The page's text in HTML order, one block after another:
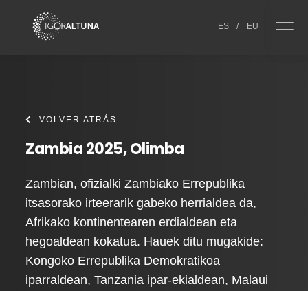
ES / EU
VOLVER ATRÁS
Zambia 2025, Olimba
Zambian, ofizialki Zambiako Errepublika
itsasorako irteerarik gabeko herrialdea da,
Afrikako kontinentearen erdialdean eta
hegoaldean kokatua. Hauek ditu mugakide:
Kongoko Errepublika Demokratikoa
iparraldean, Tanzania ipar-ekialdean, Malaui